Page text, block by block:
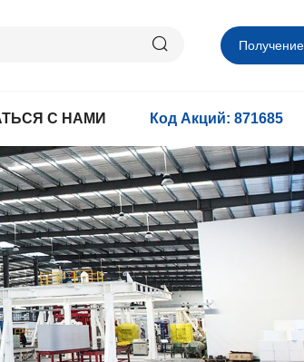
Код Акций: 871685
С НАМИ